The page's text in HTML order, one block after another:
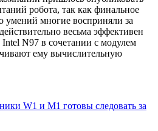
робота, так как финальное
умений многие восприняли за
весьма эффективен
N97 в сочетании с модулем
ему вычислительную
W1 и M1 готовы следовать за